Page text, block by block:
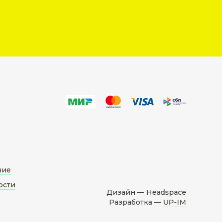
Дизайн — Headspace
Разработка — UP-IM